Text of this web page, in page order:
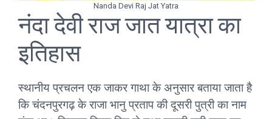
Nanda Devi Raj Jat Yatra
नंदा देवी राज जात यात्रा का
इतिहास
स्थानीय प्रचलन एक जाकर गाथा के अनुसार बताया जाता है
कि चंदनपुरगढ़ के राजा भानु प्रताप की दूसरी पुत्री का नाम